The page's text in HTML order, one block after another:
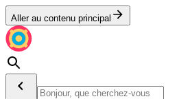
Aller au contenu principal